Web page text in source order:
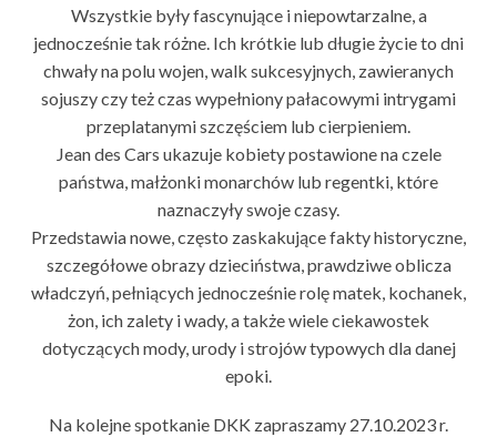
Wszystkie były fascynujące i niepowtarzalne, a
jednocześnie tak różne. Ich krótkie lub długie życie to dni
chwały na polu wojen, walk sukcesyjnych, zawieranych
sojuszy czy też czas wypełniony pałacowymi intrygami
przeplatanymi szczęściem lub cierpieniem.
Jean des Cars ukazuje kobiety postawione na czele
państwa, małżonki monarchów lub regentki, które
naznaczyły swoje czasy.
Przedstawia nowe, często zaskakujące fakty historyczne,
szczegółowe obrazy dzieciństwa, prawdziwe oblicza
władczyń, pełniących jednocześnie rolę matek, kochanek,
żon, ich zalety i wady, a także wiele ciekawostek
dotyczących mody, urody i strojów typowych dla danej
epoki.
Na kolejne spotkanie DKK zapraszamy 27.10.2023 r.